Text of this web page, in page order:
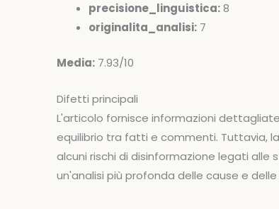
precisione_linguistica:8
originalita_analisi: 7
Media: 7.93/10
Difetti principali
L'articolo fornisce informazioni
equilibrio tra fatti e commenti. Tuttavia,
alcuni rischi di disinformazione legati
un'analisi più profonda delle cause e